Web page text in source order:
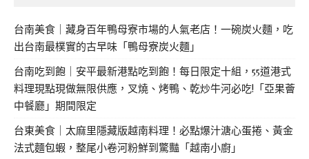
台南美食｜藏身百年鴨母寮市場的人氣老店！一碗炭火麵，吃
出台南最樸實的古早味「鴨母寮炭火麵」
台南吃到飽｜安平最新港點吃到飽！每日限定十組，55道港式
料理現點現做無限供應，叉燒、烤鴨、乾炒牛河必吃!「亞果薈
中餐廳」期間限定
台東美食｜太麻里隱藏版越南料理！必點爆汁溏心蛋捲、黃金
法式麵包蝦，整尾小卷河粉鮮到驚豔「越南小廚」